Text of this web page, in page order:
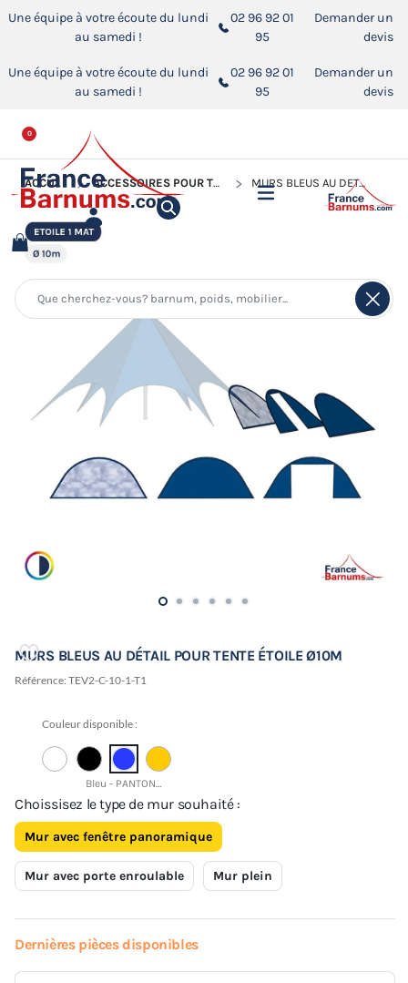
Une équipe à votre écoute du lundi
au samedi !
02 96 92 01
95
Demander un
devis
Une équipe à votre écoute du lundi
au samedi !
02 96 92 01
95
Demander un
devis
0
ACCUEIL ACCESSOIRES POUR TENTES DE RÉCEPTION MURS BLEUS AU DÉTAIL POUR TENTE ÉTOILE Ø10M
MURS BLEUS AU DÉTAIL POUR TENTE ÉTOILE Ø10M
Référence: TEV2-C-10-1-T1
Couleur disponible :
Bleu - PANTONE 19-3952 TCX
Choissisez le type de mur souhaité :
Mur avec fenêtre panoramique
Mur avec porte enroulable Mur plein
Dernières pièces disponibles